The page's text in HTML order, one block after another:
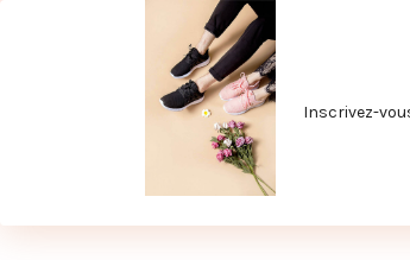
SPÉCIAL RENTRÉE
LECTURE ET FILMS PRODUITS À DÉCOUVRIR
JOINDRE MEVE ET CIE | COLLABORATIONS &
Inscrivez-